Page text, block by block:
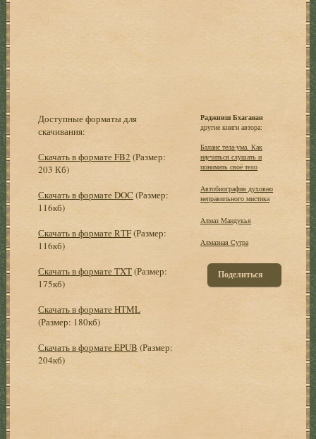
Доступные форматы для
скачивания:
Скачать в формате FB2 (Размер:
203 Кб)
Скачать в формате DOC (Размер:
116кб)
Скачать в формате RTF(Размер:
116кб)
Скачать в формате TXT(Размер:
175кб)
Скачать в формате HTML
(Размер: 180кб)
Скачать в формате EPUB (Размер:
204кб)
Раджниш Бхагаван
другие книги автора:
Баланс тела-ума. Как
научиться слушать и
понимать своё тело
Автобиография духовно
неправильного мистика
Алмаз Мандукья
Алмазная Сутра
Поделиться